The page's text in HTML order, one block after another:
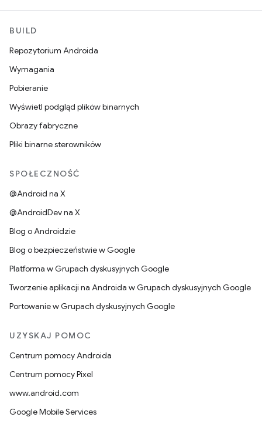
BUILD
Repozytorium Androida
Wymagania
Pobieranie
Wyświetl podgląd plików binarnych
Obrazy fabryczne
Pliki binarne sterowników
SPOŁECZNOŚĆ
@Android na X
@AndroidDev na X
Blog o Androidzie
Blog o bezpieczeństwie w Google
Platforma w Grupach dyskusyjnych Google
Tworzenie aplikacji na Androida w Grupach dyskusyjnych Google
Portowanie w Grupach dyskusyjnych Google
UZYSKAJ POMOC
Centrum pomocy Androida
Centrum pomocy Pixel
www.android.com
Google Mobile Services